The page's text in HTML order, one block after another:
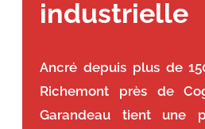
industrielle
Ancré depuis plus de
Richemont près de
Garandeau tient une